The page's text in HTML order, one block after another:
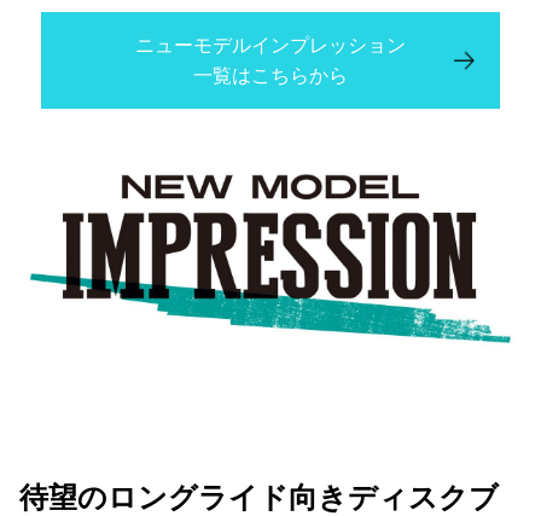
ニューモデルインプレッション
一覧はこちらから
待望のロングライド向きディスクブ